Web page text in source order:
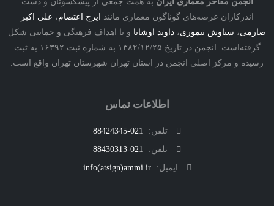
عرصه‌های گوناگون معماری مانندایرج اعتصام،علی اکبر
،سیاوش تیموری،داوید اوشانا و با اهداف فرهنگی و حمایتی شکل
گرفته‌است. انجمن در تاریخ ۱۳۸۲/۱۲/۲۵ به شماره ثبت ۱۶۳۹۲ به ثبت
و مرکز اصلی انجمن در استان تهران شهرستان تهران واقع است.
اطلاعات تماس
تلفن:
021-88424345
تلفن:
021-88430313
ایمیل:
info(atsign)ammi.ir